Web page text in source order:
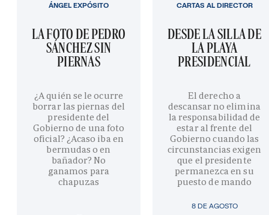
LA FOTO DE PEDRO
SÁNCHEZ SIN
PIERNAS
¿A quién se le ocurre
borrar las piernas del
presidente del
Gobierno de una foto
oficial? ¿Acaso iba en
bermudas o en
bañador? No
ganamos para
chapuzas
ÁNGEL EXPÓSITO
8 DE AGOSTO
DESDE LA SILLA DE
LA PLAYA
PRESIDENCIAL
El derecho a
descansar no elimina
la responsabilidad de
estar al frente del
Gobierno cuando las
circunstancias exigen
que el presidente
permanezca en su
puesto de mando
CARTAS AL DIRECTOR